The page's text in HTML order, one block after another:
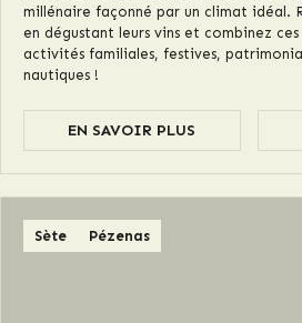
millénaire façonné par un climat idéal.
en dégustant leurs vins et combinez
activités familiales, festives,
nautiques !
EN SAVOIR PLUS
Sète Pézenas